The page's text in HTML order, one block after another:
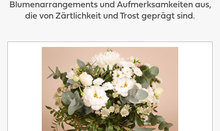
Blumenarrangements und Aufmerksamkeiten aus,
die von Zärtlichkeit und Trost geprägt sind.